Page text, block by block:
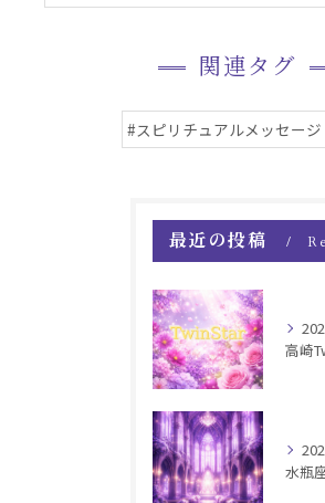
関連タグ
#スピリチュアルメッセージ
最近の投稿